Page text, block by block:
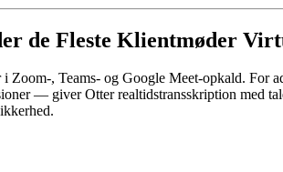
de Fleste Klientmøder
Zoom-, Teams- og Google Meet-opkald.
— giver Otter realtidstransskription med